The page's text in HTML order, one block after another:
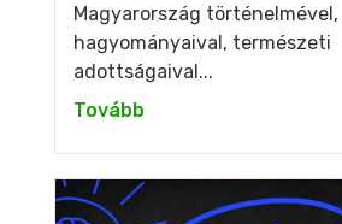
Magyarország történelmével,
hagyományaival, természeti
adottságaival...
Tovább